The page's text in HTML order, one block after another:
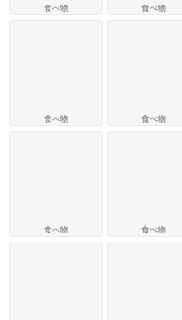
食べ物
食べ物
食べ物
食べ物
食べ物
食べ物